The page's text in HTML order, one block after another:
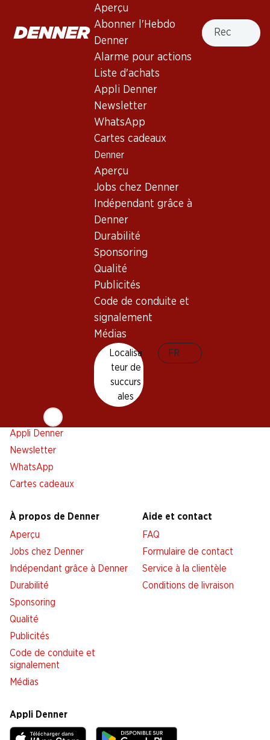
Aperçu
Abonner l'Hebdo
Denner
Alarme pour actions
Liste d'achats
Appli Denner
Newsletter
WhatsApp
Cartes cadeaux
Denner
Aperçu
Jobs chez Denner
Indépendant grâce à
Denner
Durabilité
Sponsoring
Qualité
Publicités
Code de conduite et
signalement
Médias
Localisa
teur de
succurs
ales
FR
Recherche
3 produits
Restez au courant grâce à la newsletter Denner. Inscrivez-
Abonner l'Hebdo Denner
Liste d'achats
Appli Denner
Newsletter
WhatsApp
Cartes cadeaux
Succursales
Localisateur de succursales
Nouveaux sites
À propos de Denner
Aperçu
Jobs chez Denner
Indépendant grâce à Denner
Durabilité
Sponsoring
Qualité
Publicités
Code de conduite et
signalement
Médias
Aide et contact
FAQ
Formulaire de contact
Service à la clientèle
Conditions de livraison
Appli Denner